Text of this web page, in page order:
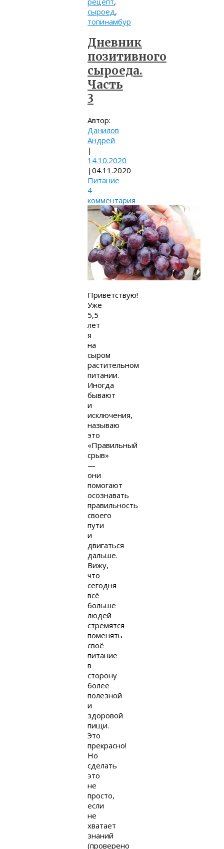
сыроед,
топинамбур
Дневник
позитивного
сыроеда.
Часть
3
Автор:
Данилов
Андрей
|
14.10.2020
| 04.11.2020
Питание
4
комментария
Приветствую!
Уже
5,5
лет
я
на
сыром
растительном
питании.
Иногда
бывают
и
исключения,
называю
это
«Правильный
срыв»
—
они
помогают
осознавать
правильность
своего
пути
и
двигаться
дальше.
Вижу,
что
сегодня
всё
больше
людей
стремятся
поменять
своё
питание
в
сторону
более
полезной
и
здоровой
пищи.
Это
прекрасно!
Но
сделать
это
не
просто,
если
не
хватает
знаний
(проверено